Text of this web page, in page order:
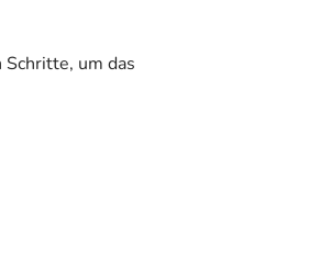
um das